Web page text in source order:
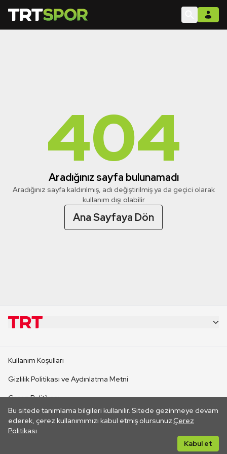
404
Aradığınız sayfa bulunamadı
Aradığınız sayfa kaldırılmış, adı değiştirilmiş ya da geçici olarak
kullanım dışı olabilir
Ana Sayfaya Dön
Bu sitede tanımlama bilgileri kullanılır. Sitede gezinmeye devam
ederek, çerez kullanımımızı kabul etmiş olursunuz.Çerez
Politikası
Kabul et
CANLI YAYINLAR
Kullanım Koşulları
Gizlilik Politikası ve Aydınlatma Metni
Çerez Politikası
İletişim
Her hakkı saklıdır. ©2026 TRT. Bağlantı yoluyla gidilen dış